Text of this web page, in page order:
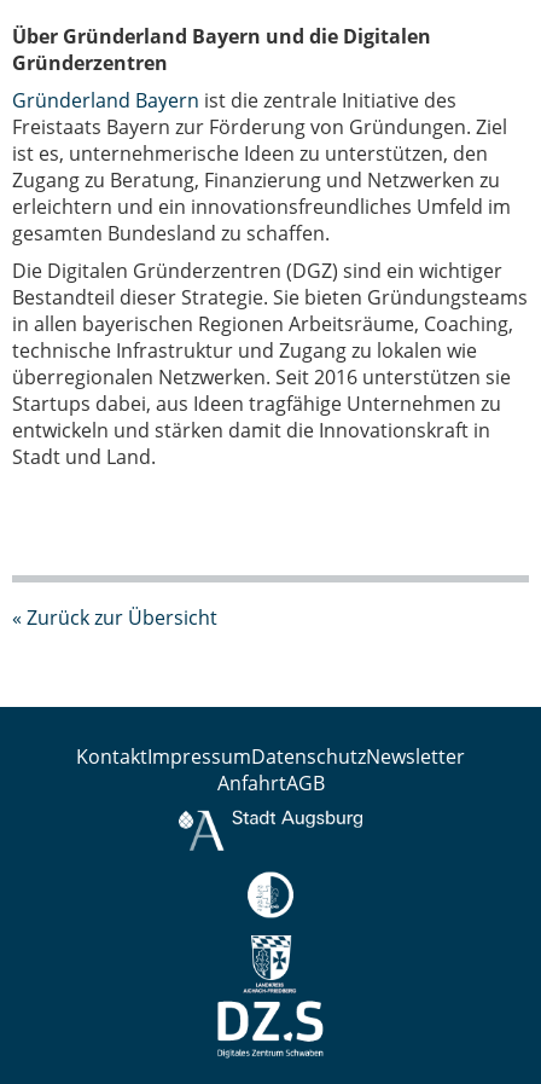
Über Gründerland Bayern und die Digitalen
Gründerzentren
Gründerland Bayern ist die zentrale Initiative des
Freistaats Bayern zur Förderung von Gründungen. Ziel
ist es, unternehmerische Ideen zu unterstützen, den
Zugang zu Beratung, Finanzierung und Netzwerken zu
erleichtern und ein innovationsfreundliches Umfeld im
gesamten Bundesland zu schaffen.
Die Digitalen Gründerzentren (DGZ) sind ein wichtiger
Bestandteil dieser Strategie. Sie bieten Gründungsteams
in allen bayerischen Regionen Arbeitsräume, Coaching,
technische Infrastruktur und Zugang zu lokalen wie
überregionalen Netzwerken. Seit 2016 unterstützen sie
Startups dabei, aus Ideen tragfähige Unternehmen zu
entwickeln und stärken damit die Innovationskraft in
Stadt und Land.
« Zurück zur Übersicht
KontaktImpressumDatenschutzNewsletter
AnfahrtAGB